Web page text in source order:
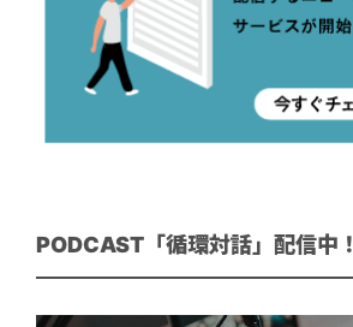
PODCAST「循環対話」配信中！